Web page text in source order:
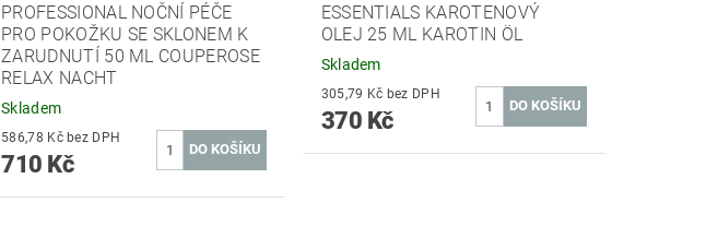
PROFESSIONAL NOČNÍ PÉČE
PRO POKOŽKU SE SKLONEM K
ZARUDNUTÍ 50 ML COUPEROSE
RELAX NACHT
Skladem
586,78 Kč bez DPH
710 Kč
ESSENTIALS KAROTENOVÝ
OLEJ 25 ML KAROTIN ÖL
Skladem
305,79 Kč bez DPH
370 Kč